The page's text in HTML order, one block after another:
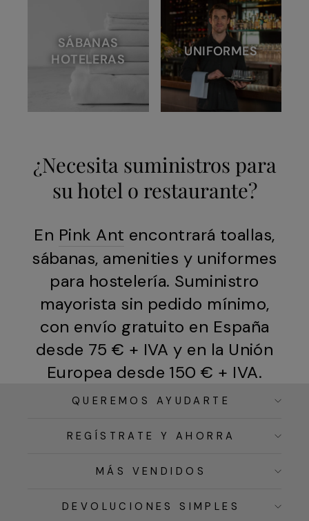
SÁBANAS
HOTELERAS
UNIFORMES
¿Necesita suministros para
su hotel o restaurante?
En Pink Ant encontrará toallas,
sábanas, amenities y uniformes
para hostelería. Suministro
mayorista sin pedido mínimo,
con envío gratuito en España
desde 75 € + IVA y en la Unión
Europea desde 150 € + IVA.
QUEREMOS AYUDARTE
REGÍSTRATE Y AHORRA
MÁS VENDIDOS
DEVOLUCIONES SIMPLES